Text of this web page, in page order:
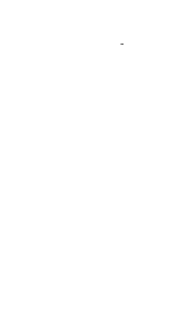
i øjne og på hud,